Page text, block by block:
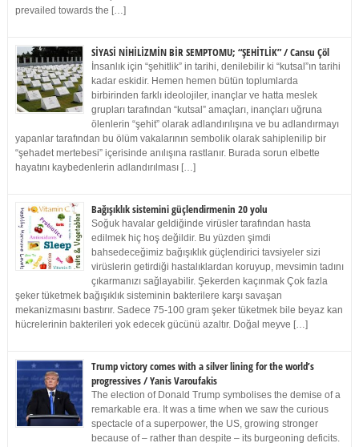
prevailed towards the […]
SİYASİ NİHİLİZMİN BİR SEMPTOMU; “ŞEHİTLİK” / Cansu Çöl
İnsanlık için “şehitlik” in tarihi, denilebilir ki “kutsal”ın tarihi
kadar eskidir. Hemen hemen bütün toplumlarda
birbirinden farklı ideolojiler, inançlar ve hatta meslek
grupları tarafından “kutsal” amaçları, inançları uğruna
ölenlerin “şehit” olarak adlandırılışına ve bu adlandırmayı
yapanlar tarafından bu ölüm vakalarının sembolik olarak sahiplenilip bir
“şehadet mertebesi” içerisinde anılışına rastlanır. Burada sorun elbette
hayatını kaybedenlerin adlandırılması […]
Bağışıklık sistemini güçlendirmenin 20 yolu
Soğuk havalar geldiğinde virüsler tarafından hasta
edilmek hiç hoş değildir. Bu yüzden şimdi
bahsedeceğimiz bağışıklık güçlendirici tavsiyeler sizi
virüslerin getirdiği hastalıklardan koruyup, mevsimin tadını
çıkarmanızı sağlayabilir. Şekerden kaçınmak Çok fazla
şeker tüketmek bağışıklık sisteminin bakterilere karşı savaşan
mekanizmasını bastırır. Sadece 75-100 gram şeker tüketmek bile beyaz kan
hücrelerinin bakterileri yok edecek gücünü azaltır. Doğal meyve […]
Trump victory comes with a silver lining for the world’s
progressives / Yanis Varoufakis
The election of Donald Trump symbolises the demise of a
remarkable era. It was a time when we saw the curious
spectacle of a superpower, the US, growing stronger
because of – rather than despite – its burgeoning deficits.